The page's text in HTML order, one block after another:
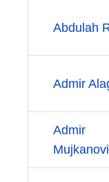
Abdulah
Admir
Admir